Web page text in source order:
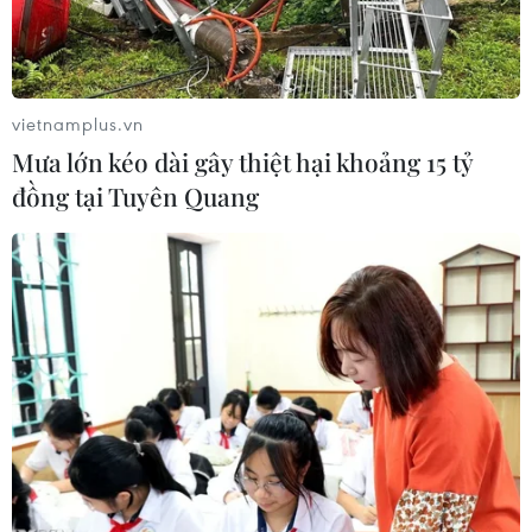
Công nhân kiểm tra hệ thống đường ống dẫn khí đốt. (Ảnh
minh họa: AFP/TTXVN)
Hãng tin Bloomberg ngày 17/3 đưa tin tăng
trưởng kinh tế của Mỹ được thúc đẩy nhờ giá
vietnamplus.vn
Mưa lớn kéo dài gây thiệt hại khoảng 15 tỷ
đồng tại Tuyên Quang